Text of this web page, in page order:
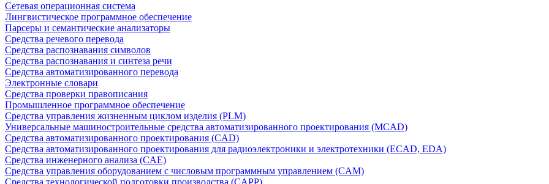
Сетевая операционная система
Лингвистическое программное обеспечение
Парсеры и семантические анализаторы
Средства речевого перевода
Средства распознавания символов
Средства распознавания и синтеза речи
Средства автоматизированного перевода
Электронные словари
Средства проверки правописания
Промышленное программное обеспечение
Средства управления жизненным циклом изделия (PLM)
Универсальные машиностроительные средства автоматизированного проектирования (MCAD)
Средства автоматизированного проектирования (CAD)
Средства автоматизированного проектирования для радиоэлектроники и электротехники (ECAD, EDA)
Средства инженерного анализа (CAE)
Средства управления оборудованием с числовым программным управлением (CAM)
Средства технологической подготовки производства (CAPP)